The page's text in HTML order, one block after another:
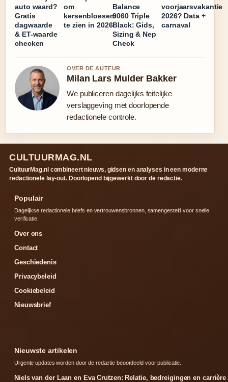
auto waard?
Gratis
dagwaarde
& ET-waarde
checken
om
kersenbloesem
te zien in 2026
Balance
9060 Triple
Black: Gids,
Sizing & Nep
Check
voorjaarsvakantie
2026? Data +
carnaval
OVER DE AUTEUR
Milan Lars Mulder Bakker
We publiceren dagelijks feitelijke
verslaggeving met doorlopende
redactionele controle.
CULTUURMAG.NL
CultuurMag.nl combineert nieuws, gidsen en analyses in een moderne
redactionele lay-out. Doorlopend bijgewerkt door de redactie.
Populair
Dagelijkse redactionele briefs en vertrouwensbronnen, samengesteld voor snelle
verificatie.
Over ons
Contact
Geschiedenis
Privacybeleid
Cookiebeleid
Nieuwsbrief
Nieuwste artikelen
Urgente updates worden door de redactie beoordeeld voor publicatie.
Niels van der Laan en Eva Crutzen: Relatie, bedreigingen en carrière